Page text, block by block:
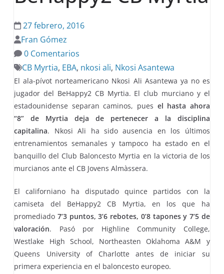
27 febrero, 2016
Fran Gómez
0 Comentarios
CB Myrtia, EBA, nkosi ali, Nkosi Asantewa
El ala-pívot norteamericano Nkosi Ali Asantewa ya no es
jugador del BeHappy2 CB Myrtia. El club murciano y el
estadounidense separan caminos, pues el hasta ahora
“8” de Myrtia deja de pertenecer a la disciplina
capitalina. Nkosi Ali ha sido ausencia en los últimos
entrenamientos semanales y tampoco ha estado en el
banquillo del Club Baloncesto Myrtia en la victoria de los
murcianos ante el CB Jovens Almàssera.
El californiano ha disputado quince partidos con la
camiseta del BeHappy2 CB Myrtia, en los que ha
promediado7’3 puntos, 3’6 rebotes, 0’8 tapones y 7’5 de
valoración. Pasó por Highline Community College,
Westlake High School, Northeasten Oklahoma A&M y
Queens University of Charlotte antes de iniciar su
primera experiencia en el baloncesto europeo.